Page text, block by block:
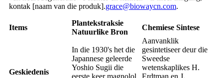
kontak [naam van die produk].grace@biowaycn.com.
Items
Plantekstraksie
Natuurlike Bron
Chemiese Sintese
Geskiedenis
In die 1930's het die
Japannese geleerde
Yoshio Sugii die
Aanvanklik
gesintetiseer deur die
Sweedse
wetenskaplikes H.